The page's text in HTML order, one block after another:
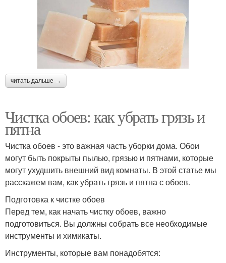
читать дальше →
Чистка обоев: как убрать грязь и
пятна
Чистка обоев - это важная часть уборки дома. Обои
могут быть покрыты пылью, грязью и пятнами, которые
могут ухудшить внешний вид комнаты. В этой статье мы
расскажем вам, как убрать грязь и пятна с обоев.
Подготовка к чистке обоев
Перед тем, как начать чистку обоев, важно
подготовиться. Вы должны собрать все необходимые
инструменты и химикаты.
Инструменты, которые вам понадобятся: